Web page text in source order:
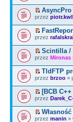
AsyncPro
przez
przez
Scintilla /
przez Mironas
TIdFTP
przez brzoo »
[BCB
przez
przez manin »